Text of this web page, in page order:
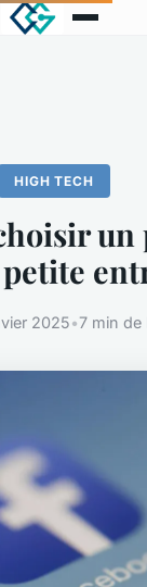
HIGH TECH
un
2025•7 min de